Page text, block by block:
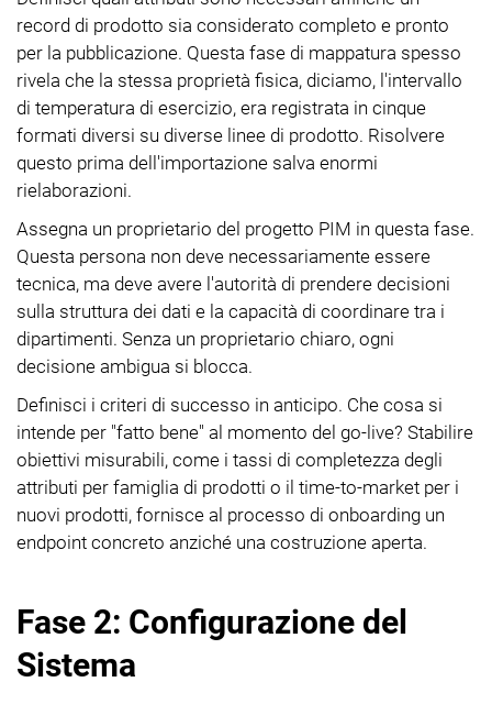
record di prodotto sia considerato completo e pronto
per la pubblicazione. Questa fase di mappatura spesso
rivela che la stessa proprietà fisica, diciamo, l'intervallo
di temperatura di esercizio, era registrata in cinque
formati diversi su diverse linee di prodotto. Risolvere
questo prima dell'importazione salva enormi
rielaborazioni.
Assegna un proprietario del progetto PIM in questa fase.
Questa persona non deve necessariamente essere
tecnica, ma deve avere l'autorità di prendere decisioni
sulla struttura dei dati e la capacità di coordinare tra i
dipartimenti. Senza un proprietario chiaro, ogni
decisione ambigua si blocca.
Definisci i criteri di successo in anticipo. Che cosa si
intende per "fatto bene" al momento del go-live? Stabilire
obiettivi misurabili, come i tassi di completezza degli
attributi per famiglia di prodotti o il time-to-market per i
nuovi prodotti, fornisce al processo di onboarding un
endpoint concreto anziché una costruzione aperta.
Fase 2: Configurazione del
Sistema